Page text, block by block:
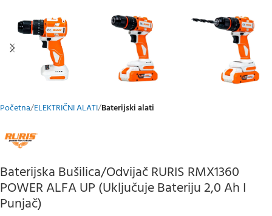
Početna ELEKTRIČNI ALATI Baterijski alati
Baterijska Bušilica/odvijač RURIS RMX1360
POWER ALFA UP (uključuje Bateriju 2,0 Ah I
Punjač)